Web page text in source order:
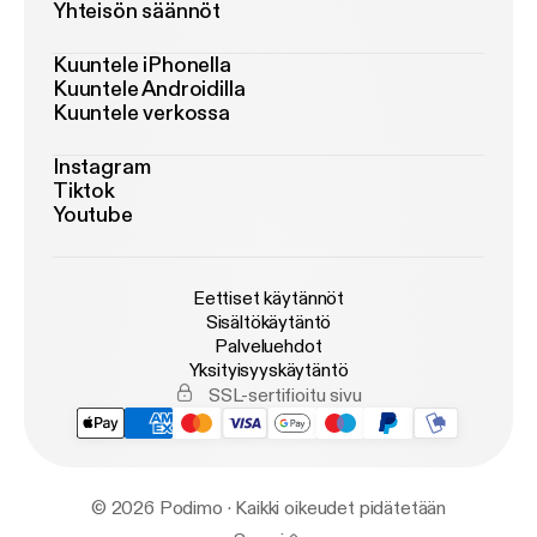
Yhteisön säännöt
Kuuntele iPhonella
Kuuntele Androidilla
Kuuntele verkossa
Instagram
Tiktok
Youtube
Eettiset käytännöt
Sisältökäytäntö
Palveluehdot
Yksityisyyskäytäntö
SSL-sertifioitu sivu
© 2026 Podimo · Kaikki oikeudet pidätetään